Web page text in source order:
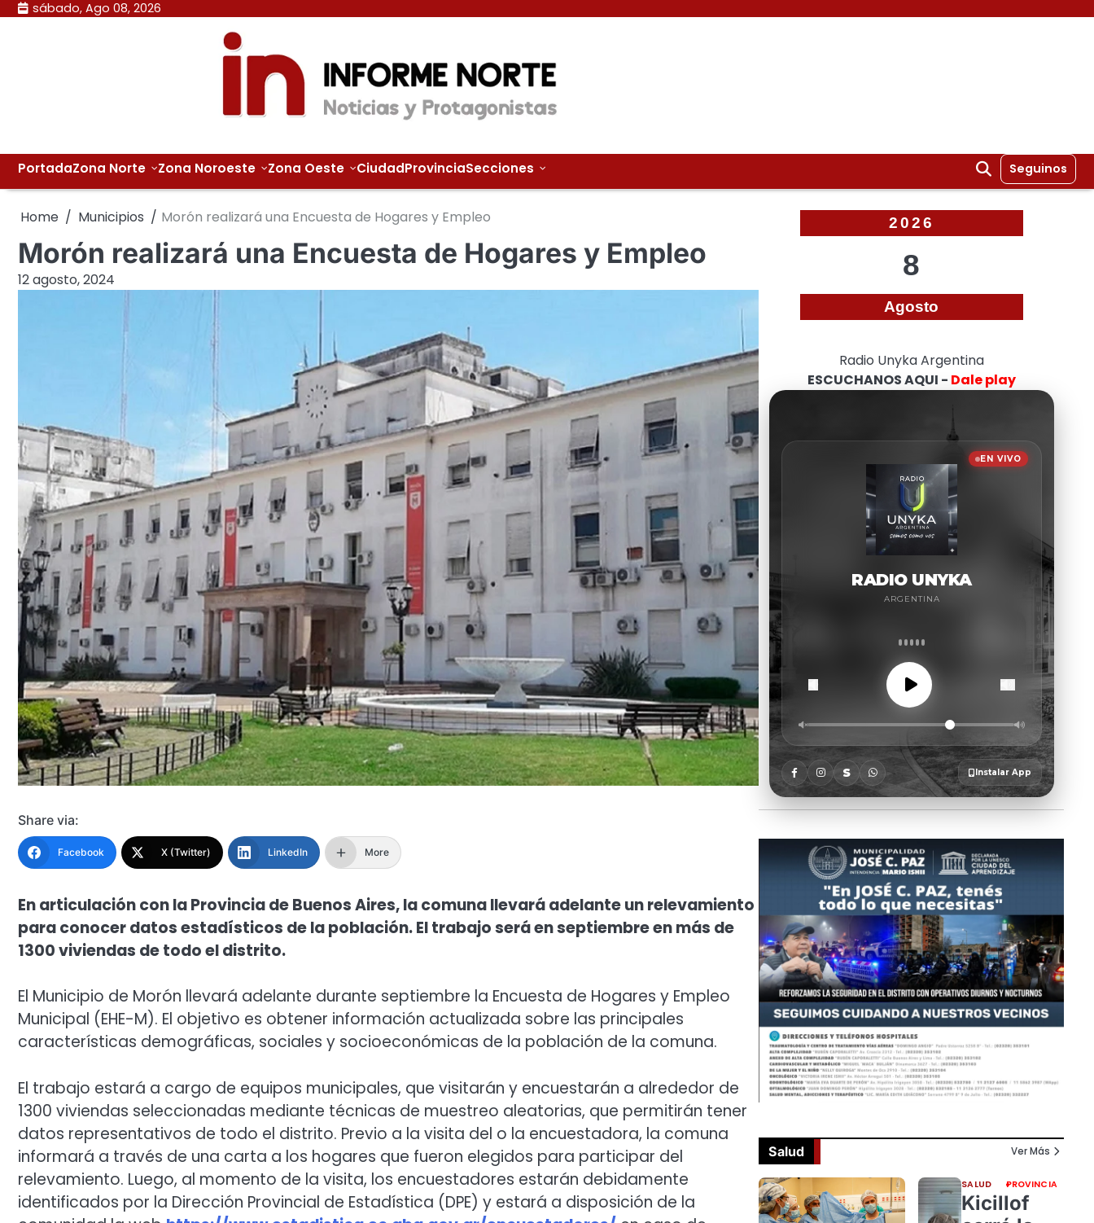
Skip sábado, Ago 08, 2026
PortadaZona Norte Zona Noroeste Zona Oeste CiudadProvinciaSecciones Seguinos
Home Municipios Morón realizará una Encuesta de Hogares y Empleo
Morón realizará una Encuesta de Hogares y Empleo
12 agosto, 2024
Share via:
Facebook X (Twitter) LinkedIn More
En articulación con la Provincia de Buenos Aires, la comuna llevará adelante un relevamiento
para conocer datos estadísticos de la población. El trabajo será en septiembre en más de
1300 viviendas de todo el distrito.
El Municipio de Morón llevará adelante durante septiembre la Encuesta de Hogares y Empleo
Municipal (EHE-M). El objetivo es obtener información actualizada sobre las principales
características demográficas, sociales y socioeconómicas de la población de la comuna.
El trabajo estará a cargo de equipos municipales, que visitarán y encuestarán a alrededor de
1300 viviendas seleccionadas mediante técnicas de muestreo aleatorias, que permitirán tener
datos representativos de todo el distrito. Previo a la visita del o la encuestadora, la comuna
informará a través de una carta a los hogares que fueron elegidos para participar del
relevamiento. Luego, al momento de la visita, los encuestadores estarán debidamente
identificados por la Dirección Provincial de Estadística (DPE) y estará a disposición de la
2026
8
Agosto
Radio Unyka Argentina
ESCUCHANOS AQUI - Dale play
Salud Ver Más
SALUD PROVINCIA
Kicillof